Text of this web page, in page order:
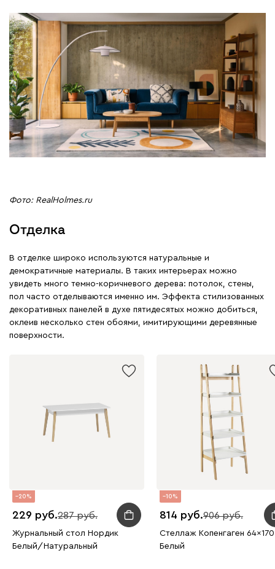
Фото: RealHolmes.ru
Отделка
В отделке широко используются натуральные и
демократичные материалы. В таких интерьерах можно
увидеть много темно-коричневого дерева: потолок, стены,
пол часто отделываются именно им. Эффекта стилизованных
декоративных панелей в духе пятидесятых можно добиться,
оклеив несколько стен обоями, имитирующими деревянные
поверхности.
20
229 287
Журнальный стол Нордик
Белый/Натуральный
10
814 906
Стеллаж Копенгаген 64x170
Белый